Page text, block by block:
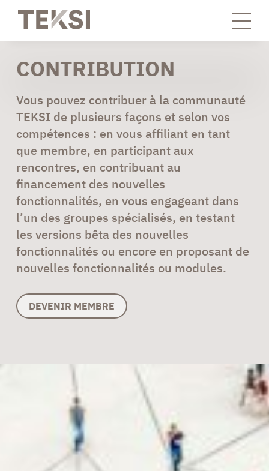
CONTRIBUTION
Vous pouvez contribuer à la communauté
TEKSI de plusieurs façons et selon vos
compétences : en vous affiliant en tant
que membre, en participant aux
rencontres, en contribuant au
financement des nouvelles
fonctionnalités, en vous engageant dans
l’un des groupes spécialisés, en testant
les versions bêta des nouvelles
fonctionnalités ou encore en proposant de
nouvelles fonctionnalités ou modules.
DEVENIR MEMBRE